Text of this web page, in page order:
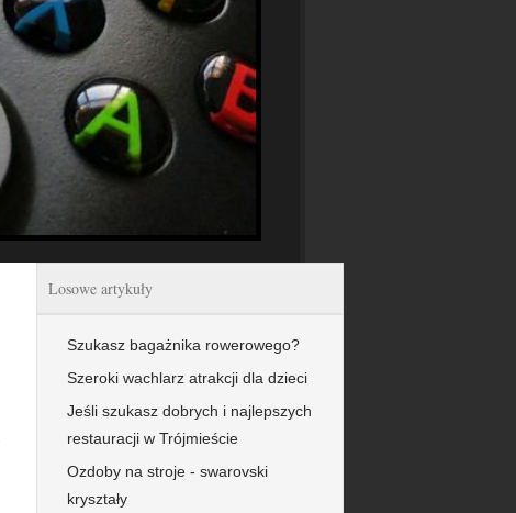
Losowe artykuły
Szukasz bagażnika rowerowego?
Szeroki wachlarz atrakcji dla dzieci
Jeśli szukasz dobrych i najlepszych
restauracji w Trójmieście
Ozdoby na stroje - swarovski
kryształy